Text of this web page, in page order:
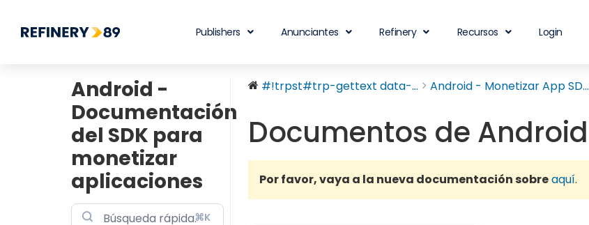
Publishers Anunciantes Refinery Recursos Login
Android -
Documentación
del SDK para
monetizar
aplicaciones
⌘K
#!trpst#trp-gettext data-... Android - Monetizar App SD...
Documentos de Android
Por favor, vaya a la nueva documentación sobreaquí.